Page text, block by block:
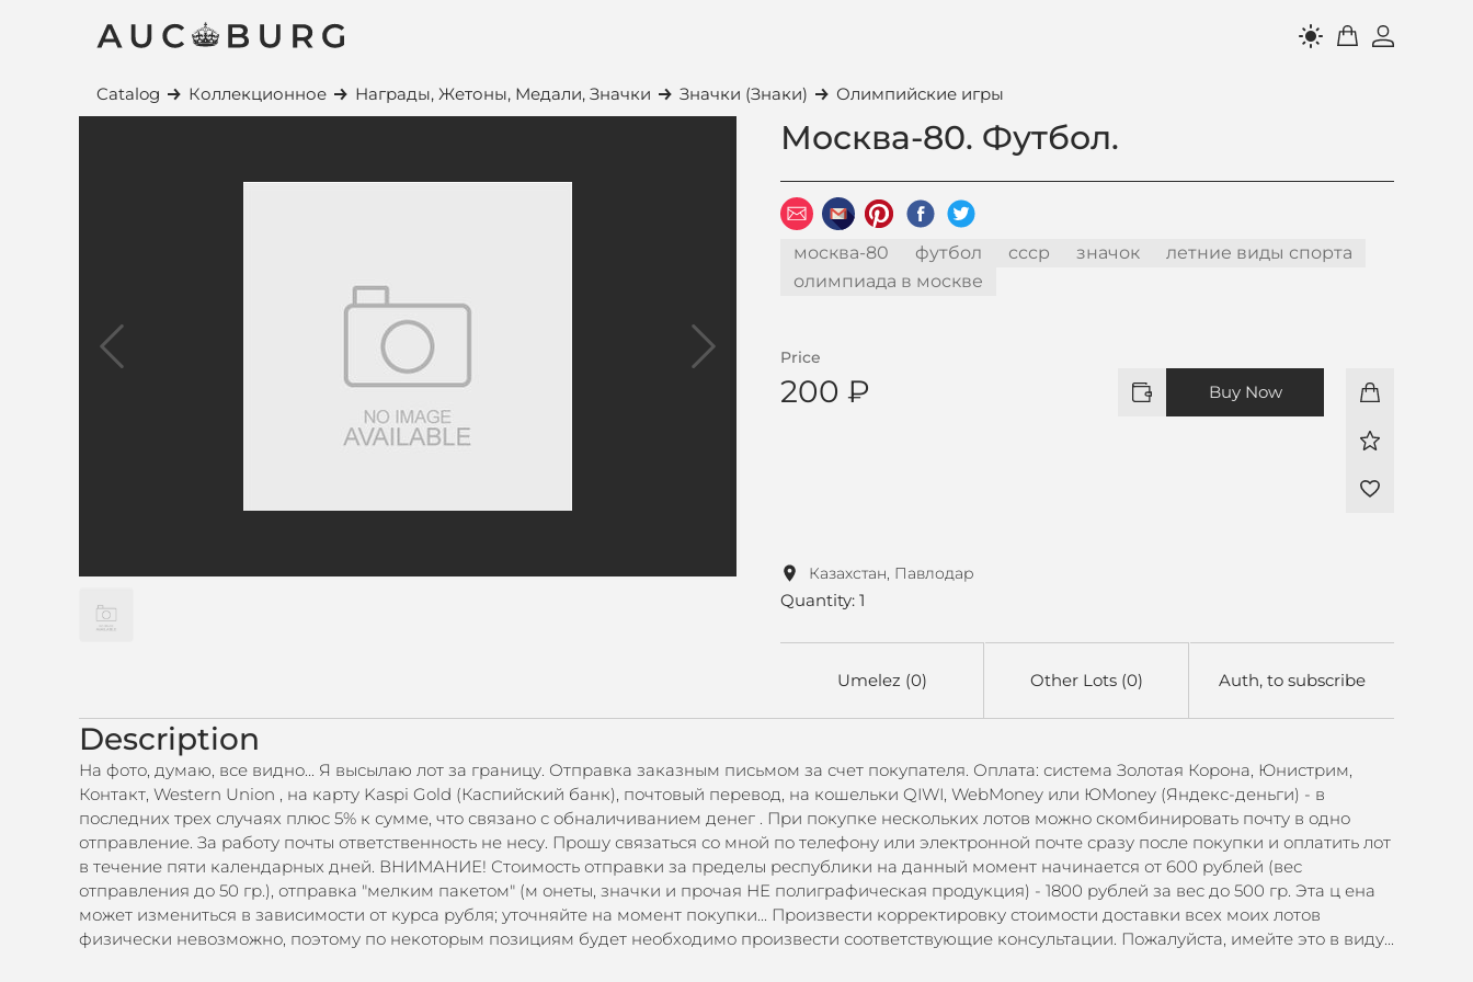
light_mode
Catalog Коллекционное Награды, Жетоны, Медали, Значки Значки (Знаки) Олимпийские игры
Москва-80. Футбол.
москва-80 футбол ссср значок
летние виды спорта
олимпиада в москве
Price
200 ₽ Buy Now
Казахстан, Павлодар
Quantity: 1
Umelez (0) Other Lots (0) Auth, to subscribe
Description
На фото, думаю, все видно... Я высылаю лот за границу. Отправка заказным письмом за счет покупателя. Оплата: система Золотая Корона, Юнистрим,
Контакт, Western Union , на карту Kaspi Gold (Каспийский банк), почтовый перевод, на кошельки QIWI, WebMoney или ЮMoney (Яндекс-деньги) - в
последних трех случаях плюс 5% к сумме, что связано с обналичиванием денег . При покупке нескольких лотов можно скомбинировать почту в одно
отправление. За работу почты ответственность не несу. Прошу связаться со мной по телефону или электронной почте сразу после покупки и оплатить лот
в течение пяти календарных дней. ВНИМАНИЕ! Стоимость отправки за пределы республики на данный момент начинается от 600 рублей (вес
отправления до 50 гр.), отправка "мелким пакетом" (м онеты, значки и прочая НЕ полиграфическая продукция) - 1800 рублей за вес до 500 гр. Эта ц ена
может измениться в зависимости от курса рубля; уточняйте на момент покупки... Произвести корректировку стоимости доставки всех моих лотов
физически невозможно, поэтому по некоторым позициям будет необходимо произвести соответствующие консультации. Пожалуйста, имейте это в виду...